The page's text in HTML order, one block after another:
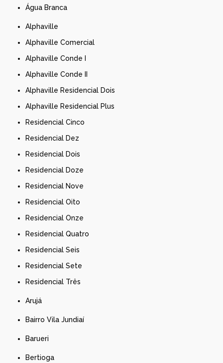
Água Branca
Alphaville
Alphaville Comercial
Alphaville Conde I
Alphaville Conde II
Alphaville Residencial Dois
Alphaville Residencial Plus
Residencial Cinco
Residencial Dez
Residencial Dois
Residencial Doze
Residencial Nove
Residencial Oito
Residencial Onze
Residencial Quatro
Residencial Seis
Residencial Sete
Residencial Três
Arujá
Bairro Vila Jundiaí
Barueri
Bertioga